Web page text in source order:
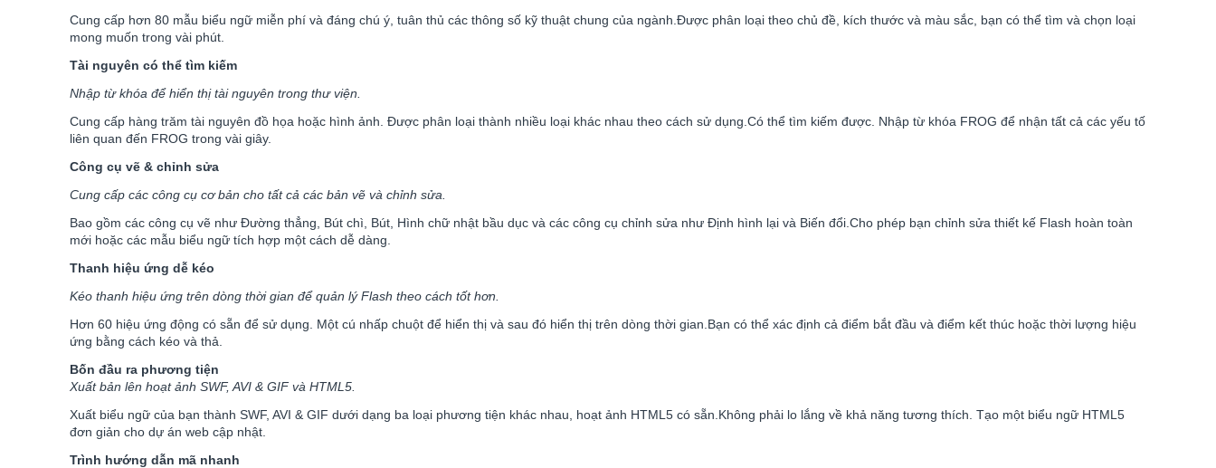
Cung cấp hơn 80 mẫu biểu ngữ miễn phí và đáng chú ý, tuân thủ các thông số kỹ thuật chung của ngành.Được phân loại theo chủ đề, kích thước và màu sắc, bạn có thể tìm và chọn loại
mong muốn trong vài phút.
Tài nguyên có thể tìm kiếm
Nhập từ khóa để hiển thị tài nguyên trong thư viện.
Cung cấp hàng trăm tài nguyên đồ họa hoặc hình ảnh. Được phân loại thành nhiều loại khác nhau theo cách sử dụng.Có thể tìm kiếm được. Nhập từ khóa FROG để nhận tất cả các yếu tố
liên quan đến FROG trong vài giây.
Công cụ vẽ & chỉnh sửa
Cung cấp các công cụ cơ bản cho tất cả các bản vẽ và chỉnh sửa.
Bao gồm các công cụ vẽ như Đường thẳng, Bút chì, Bút, Hình chữ nhật bầu dục và các công cụ chỉnh sửa như Định hình lại và Biến đổi.Cho phép bạn chỉnh sửa thiết kế Flash hoàn toàn
mới hoặc các mẫu biểu ngữ tích hợp một cách dễ dàng.
Thanh hiệu ứng dễ kéo
Kéo thanh hiệu ứng trên dòng thời gian để quản lý Flash theo cách tốt hơn.
Hơn 60 hiệu ứng động có sẵn để sử dụng. Một cú nhấp chuột để hiển thị và sau đó hiển thị trên dòng thời gian.Bạn có thể xác định cả điểm bắt đầu và điểm kết thúc hoặc thời lượng hiệu
ứng bằng cách kéo và thả.
Bốn đầu ra phương tiện
Xuất bản lên hoạt ảnh SWF, AVI & GIF và HTML5.
Xuất biểu ngữ của bạn thành SWF, AVI & GIF dưới dạng ba loại phương tiện khác nhau, hoạt ảnh HTML5 có sẵn.Không phải lo lắng về khả năng tương thích. Tạo một biểu ngữ HTML5
đơn giản cho dự án web cập nhật.
Trình hướng dẫn mã nhanh